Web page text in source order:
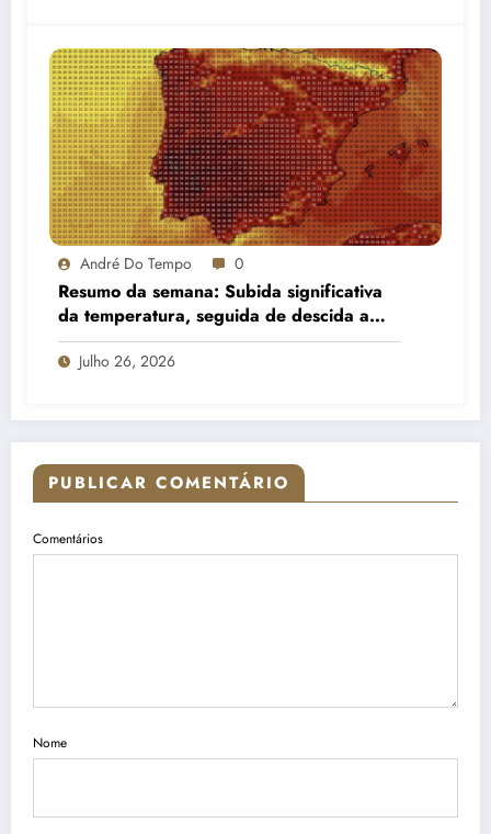
André Do Tempo 0
Resumo da semana: Subida significativa
da temperatura, seguida de descida a
partir do meio da semana e aumento de
nebulosidade
Julho 26, 2026
PUBLICAR COMENTÁRIO
Comentários
Nome